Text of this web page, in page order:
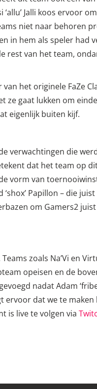
‘allu’ Jalli koos ervoor
niet naar behoren
in hem als speler had
rest van het team,
het originele FaZe
ze gaat lukken om
eigenlijk buiten kijf.
verwachtingen die
dat het team op
vorm van
Papillon – die
om Gamers2
zoals Na’Vi en
opeisen en de
nadat Adam
dat we te maken
is live te volgen via